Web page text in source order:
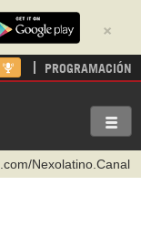
×
PROGRAMACIÓN
Nexolatino.Canal
@nexo_latino